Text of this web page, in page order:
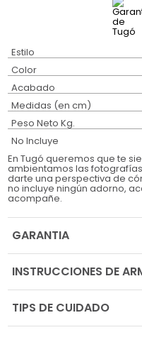
Estilo
Color
Acabado
Medidas (en cm)
Peso Neto Kg.
No Incluye
En Tugó queremos que te
ambientamos las
darte una perspectiva de
no incluye ningún adorno,
acompañe.
GARANTIA
INSTRUCCIONES DE
TIPS DE CUIDADO